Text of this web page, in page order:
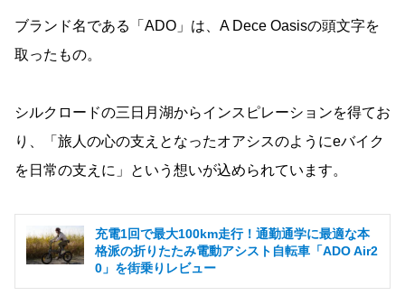
ブランド名である「ADO」は、A Dece Oasisの頭文字を
取ったもの。
シルクロードの三日月湖からインスピレーションを得てお
り、「旅人の心の支えとなったオアシスのようにeバイク
を日常の支えに」という想いが込められています。
充電1回で最大100km走行！通勤通学に最適な本
格派の折りたたみ電動アシスト自転車「ADO Air2
0」を街乗りレビュー